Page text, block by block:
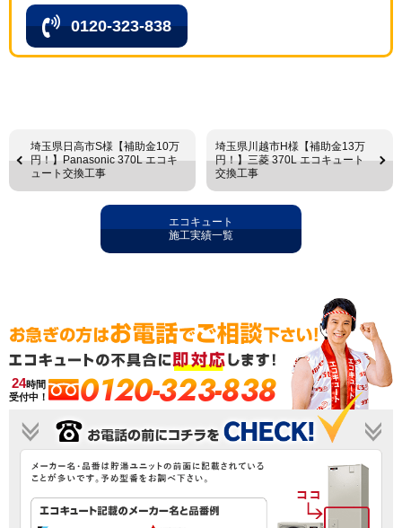
0120-323-838
埼玉県日高市S様【補助金10万
円！】Panasonic 370L エコキ
ュート交換工事
埼玉県川越市H様【補助金13万
円！】三菱 370L エコキュート
交換工事
エコキュート
施工実績一覧
24時間
受付中！
0120-323-838